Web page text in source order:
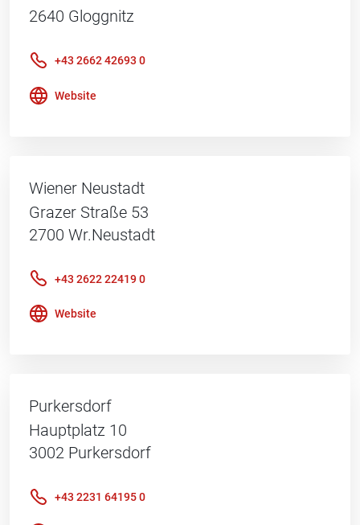
2640 Gloggnitz
+43 2662 42693 0
Website
Wiener Neustadt
Grazer Straße 53
2700 Wr.Neustadt
+43 2622 22419 0
Website
Purkersdorf
Hauptplatz 10
3002 Purkersdorf
+43 2231 64195 0